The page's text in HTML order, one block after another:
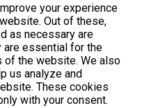
your experience
Out of these,
as necessary are
are essential for the
the website. We also
us analyze and
These cookies
with your consent.